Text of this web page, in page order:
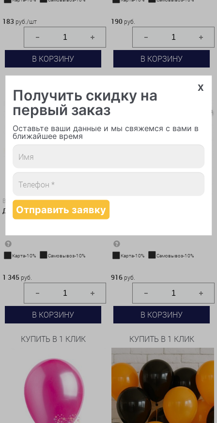
183 руб./шт
В КОРЗИНУ
190 руб.
В КОРЗИНУ
Воздушные шары
Дельфин с радужным рогом
Карта-10% Самовывоз-10%
1 345 руб.
В КОРЗИНУ
КУПИТЬ В 1 КЛИК
Карта-10% Самовывоз-10%
916 руб.
В КОРЗИНУ
КУПИТЬ В 1 КЛИК
x
Получить скидку на
первый заказ
Оставьте ваши данные и мы свяжемся с вами в
ближайшее время